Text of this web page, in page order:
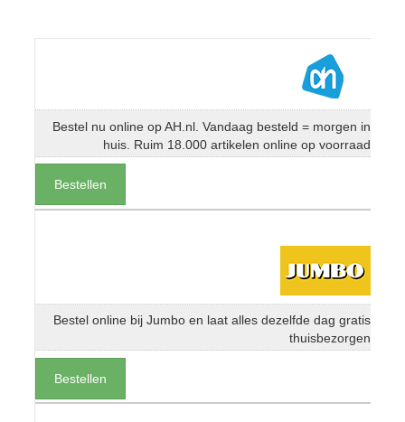
Bestel nu online op AH.nl. Vandaag besteld = morgen in
huis. Ruim 18.000 artikelen online op voorraad
Bestellen
Bestel online bij Jumbo en laat alles dezelfde dag gratis
thuisbezorgen
Bestellen